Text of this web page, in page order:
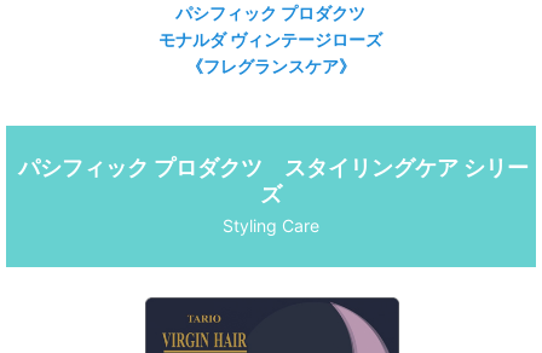
パシフィック プロダクツ
モナルダ ヴィンテージローズ
《フレグランスケア》
パシフィック プロダクツ スタイリングケア シリー
ズ
Styling Care